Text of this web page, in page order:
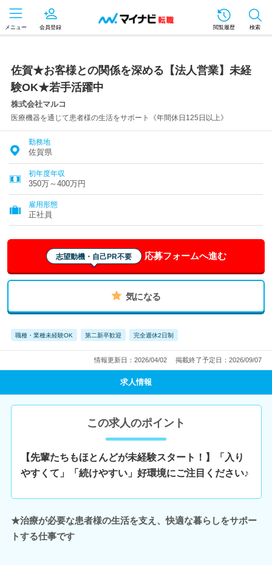
メニュー 会員登録 閲覧履歴 検索
佐賀★お客様との関係を深める【法人営業】未経
験OK★若手活躍中
株式会社マルコ
医療機器を通じて患者様の生活をサポート《年間休日125日以上》
勤務地
佐賀県
初年度年収
350万～400万円
雇用形態
正社員
志望動機・自己PR不要 応募フォームへ進む
気になる
職種・業種未経験OK 第二新卒歓迎 完全週休2日制
情報更新日：2026/04/02 掲載終了予定日：2026/09/07
求人情報
この求人のポイント
【先輩たちもほとんどが未経験スタート！】「入り
やすくて」「続けやすい」好環境にご注目ください♪
★治療が必要な患者様の生活を支え、快適な暮らしをサポー
トする仕事です